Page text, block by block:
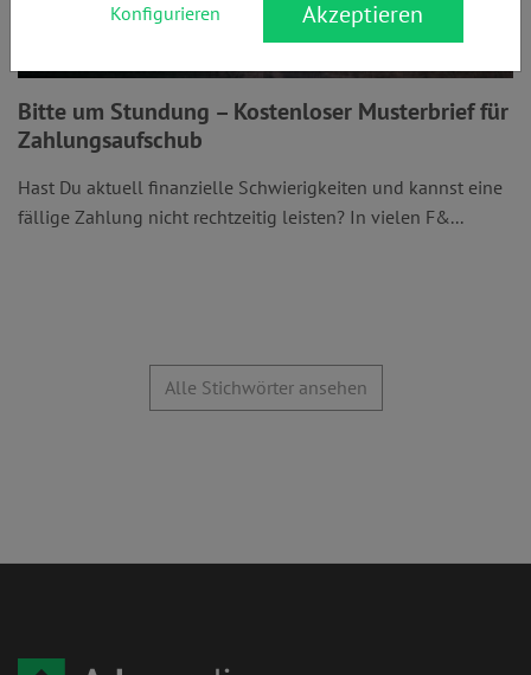
Bitte um Stundung – Kostenloser Musterbrief für
Zahlungsaufschub
Hast Du aktuell finanzielle Schwierigkeiten und kannst eine
fällige Zahlung nicht rechtzeitig leisten? In vielen F&...
Alle Stichwörter ansehen
Konfigurieren Akzeptieren